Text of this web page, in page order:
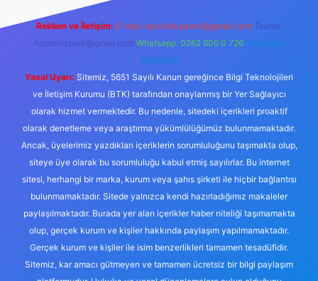
Reklam ve İletişim: E-mail: backlinkpaneli@gmail.com Teams:
forumhizmeti@gmail.com Whatsapp: 0262 606 0 726 Telegram:
@karabul
Yasal Uyarı: Sitemiz, 5651 Sayılı Kanun gereğince Bilgi Teknolojileri
ve İletişim Kurumu (BTK) tarafından onaylanmış bir Yer Sağlayıcı
olarak hizmet vermektedir. Bu nedenle, sitedeki içerikleri proaktif
olarak denetleme veya araştırma yükümlülüğümüz bulunmamaktadır.
Ancak, üyelerimiz yazdıkları içeriklerin sorumluluğunu taşımakta olup,
siteye üye olarak bu sorumluluğu kabul etmiş sayılırlar. Bu internet
sitesi, herhangi bir marka, kurum veya şahıs şirketi ile hiçbir bağlantısı
bulunmamaktadır. Sitede yalnızca kendi hazırladığımız makaleler
paylaşılmaktadır. Burada yer alan içerikler haber niteliği taşımamakta
olup, gerçek kurum ve kişiler hakkında paylaşım yapılmamaktadır.
Gerçek kurum ve kişiler ile isim benzerlikleri tamamen tesadüfidir.
Sitemiz, kar amacı gütmeyen ve tamamen ücretsiz bir bilgi paylaşım